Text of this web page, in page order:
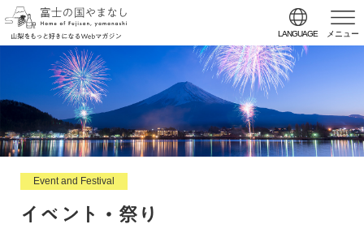
LANGUAGE メニュー
Event and Festival
イベント・祭り